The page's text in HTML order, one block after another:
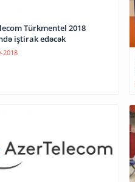
Türkmentel 2018
iştirak edəcək
2018